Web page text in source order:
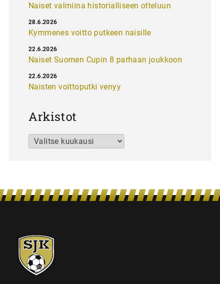
Naiset valmiina historialliseen otteluun
Kymmenes voitto putkeen naisille
28.6.2026
Naiset Suomen Cupin 8 parhaan joukkoon
22.6.2026
Naisten voittoputki venyy
22.6.2026
Arkistot
Arkistot
SJK-
juniorit